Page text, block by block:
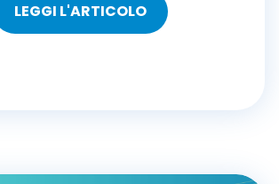
LEGGI L'ARTICOLO